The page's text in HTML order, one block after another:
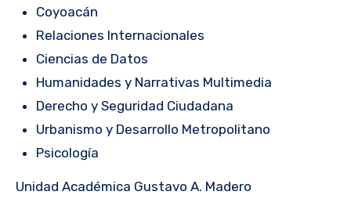
Coyoacán
Relaciones Internacionales
Ciencias de Datos
Humanidades y Narrativas Multimedia
Derecho y Seguridad Ciudadana
Urbanismo y Desarrollo Metropolitano
Psicología
Unidad Académica Gustavo A. Madero